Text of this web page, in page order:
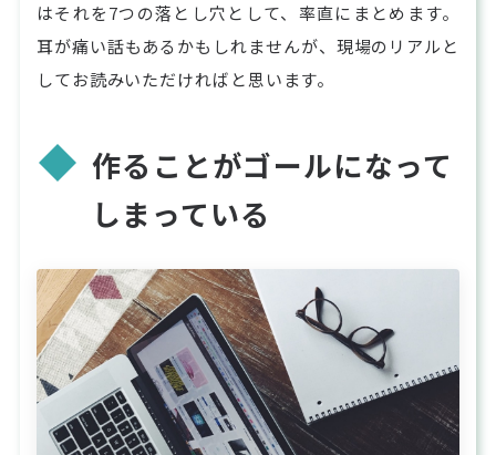
はそれを7つの落とし穴として、率直にまとめます。
耳が痛い話もあるかもしれませんが、現場のリアルと
してお読みいただければと思います。
作ることがゴールになって
しまっている